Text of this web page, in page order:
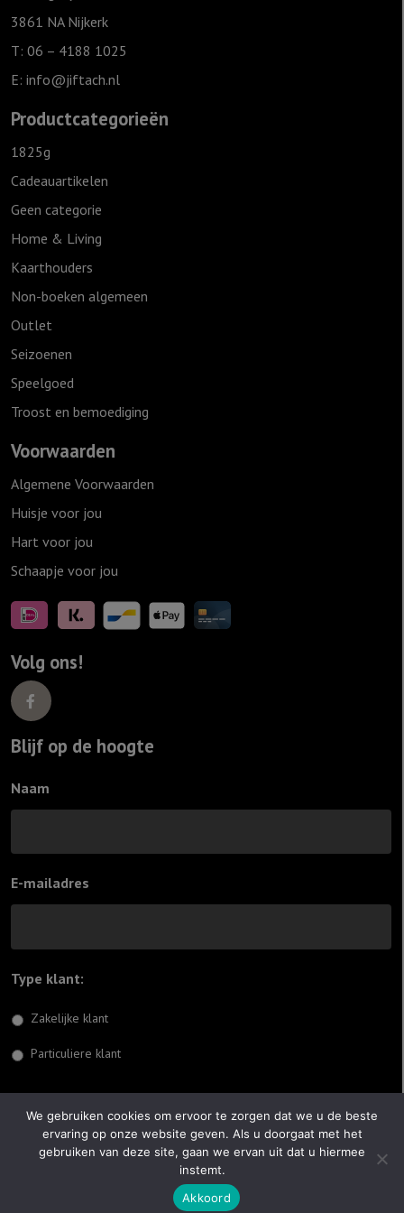
3861 NA Nijkerk
T: 06 – 4188 1025
E: info@jiftach.nl
Productcategorieën
1825g
Cadeauartikelen
Geen categorie
Home & Living
Kaarthouders
Non-boeken algemeen
Outlet
Seizoenen
Speelgoed
Troost en bemoediging
Voorwaarden
Algemene Voorwaarden
Huisje voor jou
Hart voor jou
Schaapje voor jou
Volg ons!
Blijf op de hoogte
Naam
E-mailadres
Type klant:
Zakelijke klant
Particuliere klant
© 2026 Jiftach
Optimus Websites
We gebruiken cookies om ervoor te zorgen dat we u de beste
ervaring op onze website geven. Als u doorgaat met het
gebruiken van deze site, gaan we ervan uit dat u hiermee
instemt.
Akkoord